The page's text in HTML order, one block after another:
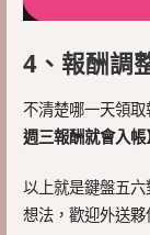
4、報酬調
不清楚哪一天領
週三報酬就會入帳】
以上就是鍵盤五
想法，歡迎外送夥